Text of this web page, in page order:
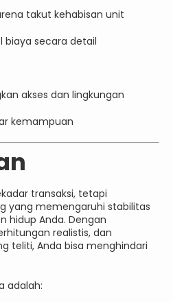
takut kehabisan unit
biaya secara detail
akses dan lingkungan
kemampuan
transaksi, tetapi
yang memengaruhi stabilitas
hidup Anda. Dengan
realistis, dan
teliti, Anda bisa menghindari
adalah: